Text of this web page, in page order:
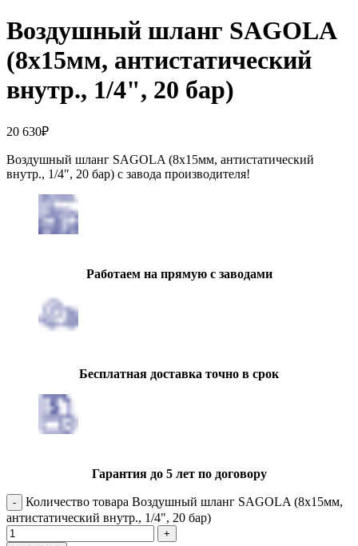
Воздушный шланг SAGOLA
(8х15мм, антистатический
внутр., 1/4", 20 бар)
20 630₽
Воздушный шланг SAGOLA (8х15мм, антистатический
внутр., 1/4″, 20 бар) с завода производителя!
Работаем на прямую с заводами
Бесплатная доставка точно в срок
Гарантия до 5 лет по договору
Количество товара Воздушный шланг SAGOLA (8х15мм,
антистатический внутр., 1/4", 20 бар)